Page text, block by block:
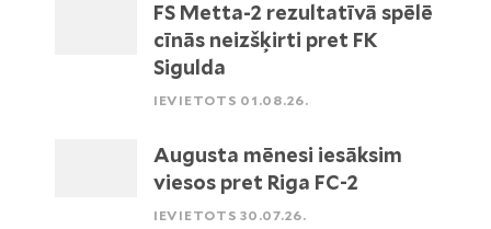
FS Metta-2 rezultatīvā spēlē
cīnās neizšķirti pret FK
Sigulda
IEVIETOTS 01.08.26.
Augusta mēnesi iesāksim
viesos pret Riga FC-2
IEVIETOTS 30.07.26.